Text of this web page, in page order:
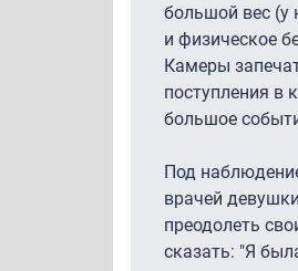
большой вес (у
и физическое
Камеры
поступления в
большое
Под
врачей
преодолеть
сказать: "Я